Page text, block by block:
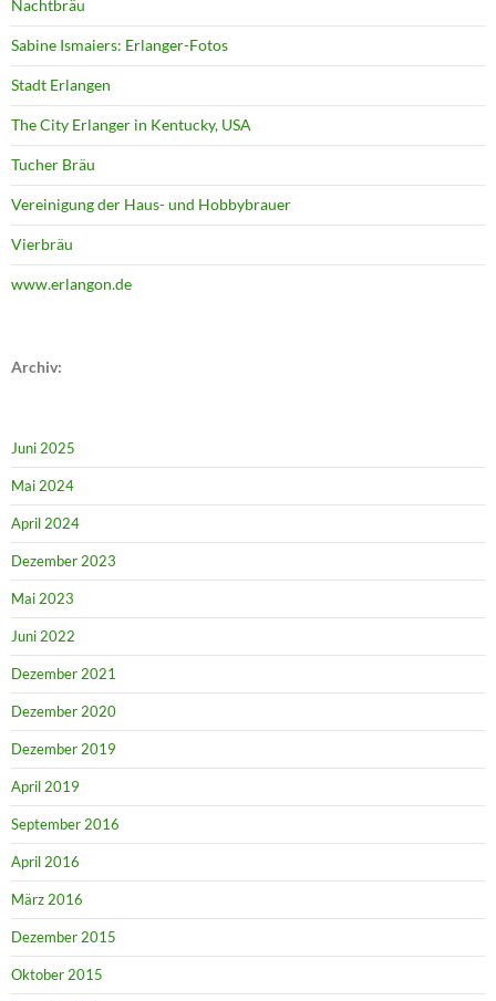
Nachtbräu
Sabine Ismaiers: Erlanger-Fotos
Stadt Erlangen
The City Erlanger in Kentucky, USA
Tucher Bräu
Vereinigung der Haus- und Hobbybrauer
Vierbräu
www.erlangon.de
Archiv:
Juni 2025
Mai 2024
April 2024
Dezember 2023
Mai 2023
Juni 2022
Dezember 2021
Dezember 2020
Dezember 2019
April 2019
September 2016
April 2016
März 2016
Dezember 2015
Oktober 2015